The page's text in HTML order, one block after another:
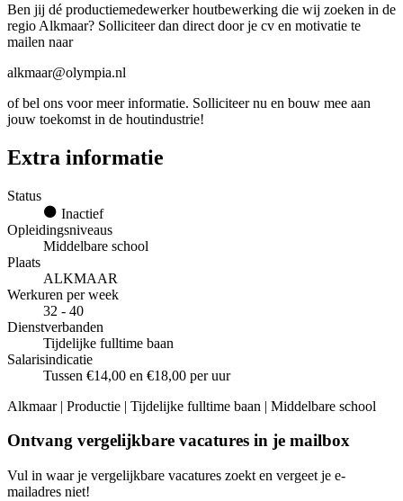
Ben jij dé productiemedewerker houtbewerking die wij zoeken in de
regio Alkmaar? Solliciteer dan direct door je cv en motivatie te
mailen naar
alkmaar@olympia.nl
of bel ons voor meer informatie. Solliciteer nu en bouw mee aan
jouw toekomst in de houtindustrie!
Extra informatie
Status
Inactief
Opleidingsniveaus
Middelbare school
Plaats
ALKMAAR
Werkuren per week
32 - 40
Dienstverbanden
Tijdelijke fulltime baan
Salarisindicatie
Tussen €14,00 en €18,00 per uur
Alkmaar | Productie | Tijdelijke fulltime baan | Middelbare school
Ontvang vergelijkbare vacatures in je mailbox
Vul in waar je vergelijkbare vacatures zoekt en vergeet je e-
mailadres niet!